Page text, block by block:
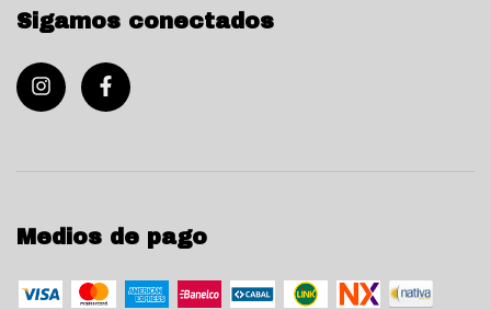
Sigamos conectados
Medios de pago